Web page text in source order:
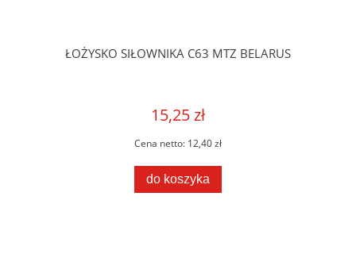
ŁOŻYSKO SIŁOWNIKA C63 MTZ BELARUS
15,25 zł
Cena netto: 12,40 zł
do koszyka